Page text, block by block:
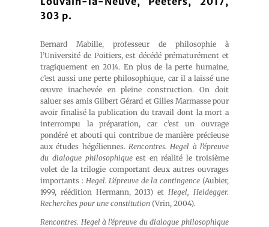
303 p.
Bernard Mabille, professeur de philosophie à
l’Université de Poitiers, est décédé prématurément et
tragiquement en 2014. En plus de la perte humaine,
c’est aussi une perte philosophique, car il a laissé une
œuvre inachevée en pleine construction. On doit
saluer ses amis Gilbert Gérard et Gilles Marmasse pour
avoir finalisé la publication du travail dont la mort a
interrompu la préparation, car c’est un ouvrage
pondéré et abouti qui contribue de manière précieuse
aux études hégéliennes. Rencontres. Hegel à l’épreuve
du dialogue philosophiqueest en réalité le troisième
volet de la trilogie comportant deux autres ouvrages
importants : Hegel. L’épreuve de la contingence (Aubier,
1999, réédition Hermann, 2013) etHegel, Heidegger.
Recherches pour une constitution (Vrin, 2004).
Rencontres. Hegel à l’épreuve du dialogue philosophique